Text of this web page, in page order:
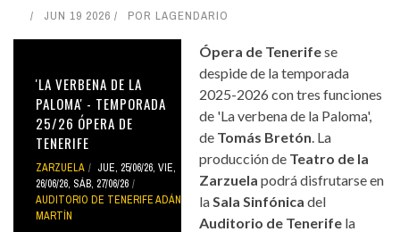
JUN 19 2026 POR LAGENDARIO
'LA VERBENA DE LA
PALOMA' - TEMPORADA
25/26 ÓPERA DE
TENERIFE
ZARZUELA JUE, 25/06/26, VIE,
26/06/26, SÁB, 27/06/26
AUDITORIO DE TENERIFE ADÁN
MARTÍN
Ópera de Tenerifese
despide de la temporada
2025-2026 con tres funciones
de 'La verbena de la Paloma',
de Tomás Bretón. La
producción de Teatro de la
Zarzuela podrá disfrutarse en
laSala Sinfónica del
Auditorio de Tenerife la